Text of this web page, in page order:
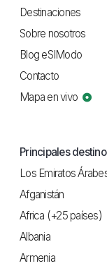
Destinaciones
Sobre nosotros
Blog eSIModo
Contacto
Mapa en vivo
Principales
Los Emiratos
Afganistán
Africa (+25 países)
Albania
Armenia